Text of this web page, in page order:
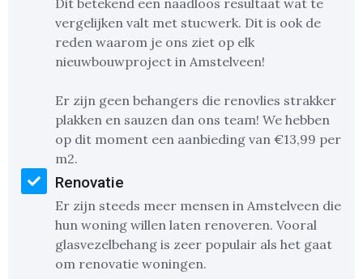
vergelijken valt met stucwerk. Dit is ook de
reden waarom je ons ziet op elk
nieuwbouwproject in Amstelveen!
Er zijn geen behangers die renovlies strakker
plakken en sauzen dan ons team! We hebben
op dit moment een aanbieding van €13,99 per
m2.
Renovatie
Er zijn steeds meer mensen in Amstelveen die
hun woning willen laten renoveren. Vooral
glasvezelbehang is zeer populair als het gaat
om renovatie woningen.